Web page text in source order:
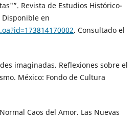
Revista de Estudios Histórico-
Disponible en
. Consultado el
imaginadas. Reflexiones sobre el
México: Fondo de Cultura
Caos del Amor. Las Nuevas